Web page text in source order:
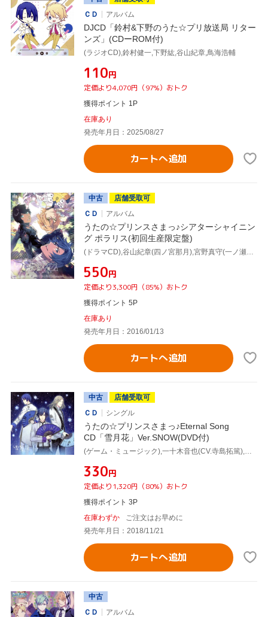
ＣＤ
アルバム
DJCD「鈴村&下野のうた☆プリ放送局 リター
ンズ」(CDーROM付)
(ラジオCD),鈴村健一,下野紘,谷山紀章,鳥海浩輔
¥110円
定価より4,070円（97%）おトク
獲得ポイント 1P
在庫あり
発売年月日：2025/08/27
カートへ追加
中古
店舗受取可
ＣＤ
アルバム
うたの☆プリンスさまっ♪シアターシャイニン
グ ポラリス(初回生産限定盤)
(ドラマCD),谷山紀章(四ノ宮那月),宮野真守(一ノ瀬トキヤ),鳥海浩輔(愛島セシル)
¥550円
定価より3,300円（85%）おトク
獲得ポイント 5P
在庫あり
発売年月日：2016/01/13
カートへ追加
中古
店舗受取可
ＣＤ
シングル
うたの☆プリンスさまっ♪Eternal Song
CD「雪月花」Ver.SNOW(DVD付)
¥330円
定価より1,320円（80%）おトク
獲得ポイント 3P
在庫わずか
ご注文はお早めに
発売年月日：2018/11/21
カートへ追加
中古
ＣＤ
アルバム